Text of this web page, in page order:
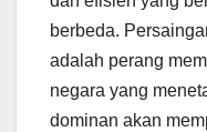
berbeda.
adalah perang
negara yang
dominan akan